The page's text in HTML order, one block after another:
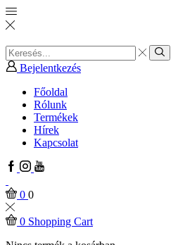
Search
inputBejelentkezés
Főoldal
Rólunk
Termékek
Hírek
Kapcsolat
Facebook
Instagram
Youtube
0 0
0 Shopping Cart